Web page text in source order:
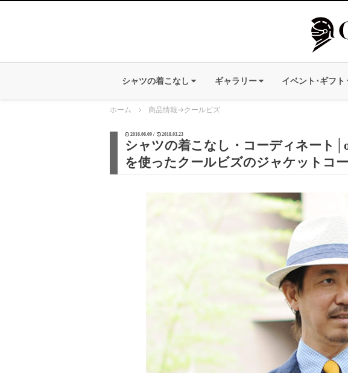
シャツの着こなし ギャラリー イベント･ギフト
ホーム 商品情報→ クールビズ
2016.06.09 / 2018.03.23
シャツの着こなし・コーディネート
を使ったクールビズのジャケットコー